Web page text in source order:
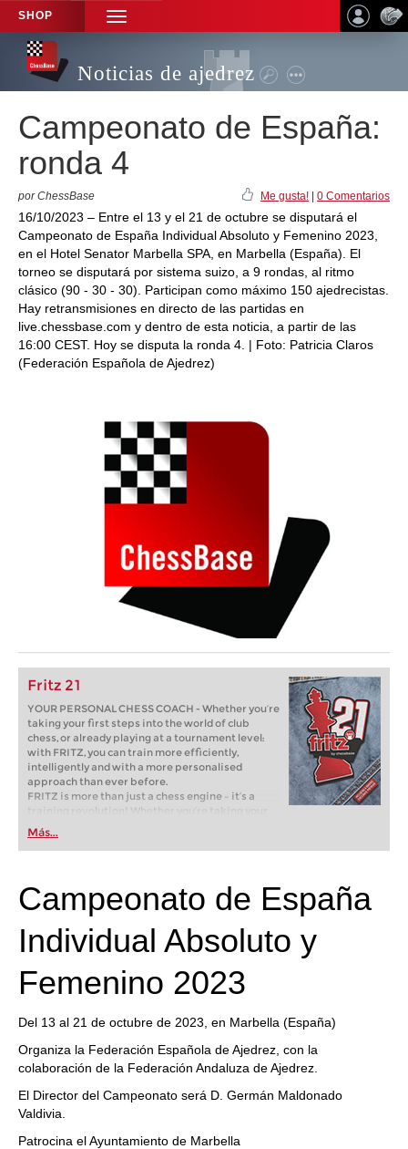
SHOP
TOGGLE
NAVIGATION
Noticias de ajedrez
Campeonato de España:
ronda 4
por ChessBase Me gusta! 0 Comentarios
16/10/2023 – Entre el 13 y el 21 de octubre se disputará el
Campeonato de España Individual Absoluto y Femenino 2023,
en el Hotel Senator Marbella SPA, en Marbella (España). El
torneo se disputará por sistema suizo, a 9 rondas, al ritmo
clásico (90 - 30 - 30). Participan como máximo 150 ajedrecistas.
Hay retransmisiones en directo de las partidas en
live.chessbase.com y dentro de esta noticia, a partir de las
16:00 CEST. Hoy se disputa la ronda 4. | Foto: Patricia Claros
(Federación Española de Ajedrez)
Fritz 21
YOUR PERSONAL CHESS COACH - Whether you’re
taking your first steps into the world of club
chess, or already playing at a tournament level:
with FRITZ, you can train more efficiently,
intelligently and with a more personalised
approach than ever before.
FRITZ is more than just a chess engine – it’s a
training revolution! Whether you’re taking your
first steps into the world of club chess, or already
playing at a tournament level: with FRITZ, you can
train more efficiently, intelligently and with a
Más...
Campeonato de España
Individual Absoluto y
Femenino 2023
Del 13 al 21 de octubre de 2023, en Marbella (España)
Organiza la Federación Española de Ajedrez, con la
colaboración de la Federación Andaluza de Ajedrez.
El Director del Campeonato será D. Germán Maldonado
Valdivia.
Patrocina el Ayuntamiento de Marbella